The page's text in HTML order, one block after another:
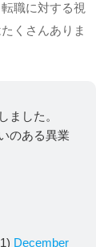
職に対する視
くさんありま
ました。
のある異業
December